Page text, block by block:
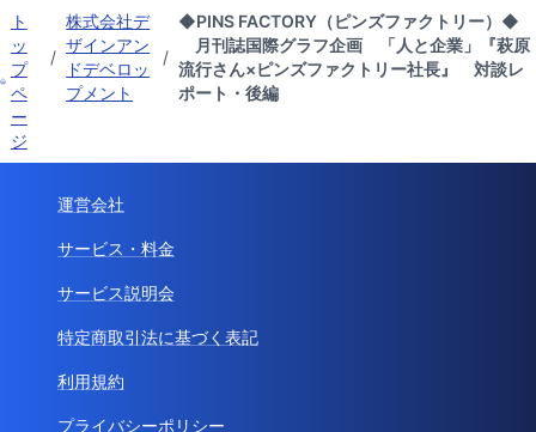
ト
ッ
プ
ペ
ー
ジ
/
株式会社デ
ザインアン
ドデベロッ
プメント
/
◆PINS FACTORY（ピンズファクトリー）◆
月刊誌国際グラフ企画 「人と企業」『萩原
流行さん×ピンズファクトリー社長』 対談レ
ポート・後編
運営会社
サービス・料金
サービス説明会
特定商取引法に基づく表記
利用規約
プライバシーポリシー